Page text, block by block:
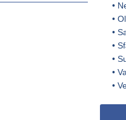
•
•
•
•
•
•
•